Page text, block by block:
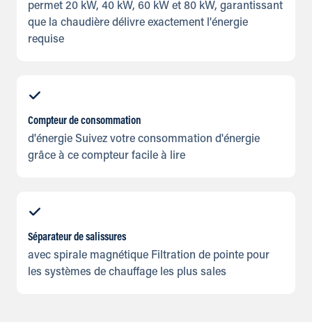
permet 20 kW, 40 kW, 60 kW et 80 kW, garantissant
que la chaudière délivre exactement l'énergie
requise
Compteur de consommation
d'énergie Suivez votre consommation d'énergie
grâce à ce compteur facile à lire
Séparateur de salissures
avec spirale magnétique Filtration de pointe pour
les systèmes de chauffage les plus sales